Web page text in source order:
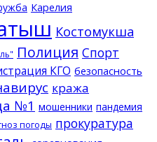
Карелия
Костомукша
Полиция Спорт
КГО безопасность
кража
№1 мошенники пандемия
погоды прокуратура